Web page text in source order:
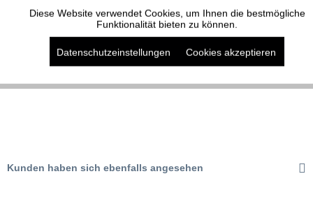
XP MODELL 1512
Kunden haben sich ebenfalls angesehen
Funktionale Aktiv
Marketing Aktiv
Diese Website verwendet Cookies, um Ihnen die bestmögliche
Funktionalität bieten zu können.
Datenschutzeinstellungen Cookies akzeptieren